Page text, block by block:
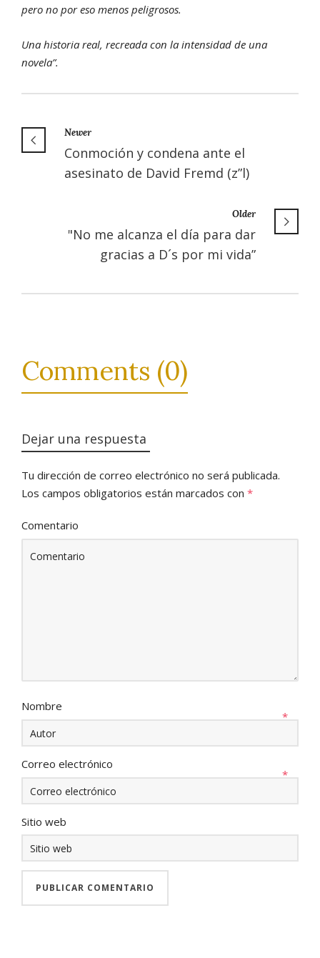
pero no por eso menos peligrosos.
Una historia real, recreada con la intensidad de una
novela”.
Newer
Conmoción y condena ante el
asesinato de David Fremd (z”l)
Older
"No me alcanza el día para dar
gracias a D´s por mi vida”
Comments (0)
Dejar una respuesta
Tu dirección de correo electrónico no será publicada.
Los campos obligatorios están marcados con *
Comentario
Nombre
*
Correo electrónico
*
Sitio web